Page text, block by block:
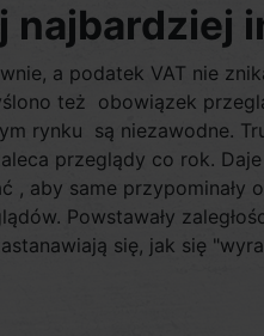
najbardziej
a podatek VAT nie
też obowiązek
rynku są niezawodne.
przeglądy co rok.
aby same przypominały
Powstawały
się, jak się